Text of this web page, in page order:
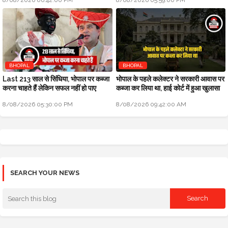
BHOPAL
Last 213 साल से सिंधिया, भोपाल पर कब्जा
करना चाहते हैं लेकिन सफल नहीं हो पाए
8/08/2026 05:30:00 PM
BHOPAL
भोपाल के पहले कलेक्टर ने सरकारी आवास पर
कब्जा कर लिया था, हाई कोर्ट में हुआ खुलासा
8/08/2026 09:42:00 AM
SEARCH YOUR NEWS